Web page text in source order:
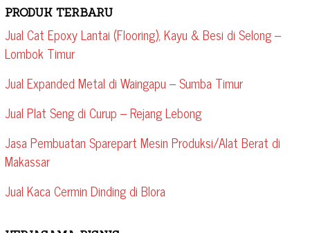
PRODUK TERBARU
Jual Cat Epoxy Lantai (Flooring), Kayu & Besi di Selong –
Lombok Timur
Jual Expanded Metal di Waingapu – Sumba Timur
Jual Plat Seng di Curup – Rejang Lebong
Jasa Pembuatan Sparepart Mesin Produksi/Alat Berat di
Makassar
Jual Kaca Cermin Dinding di Blora